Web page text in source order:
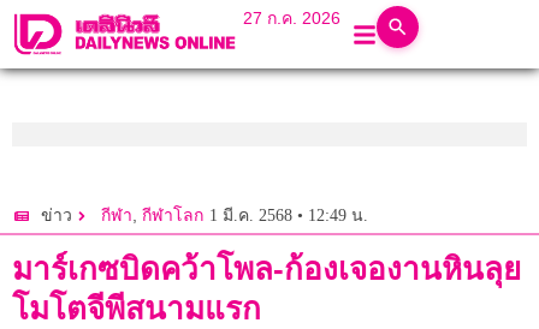
27 ก.ค. 2026
ข่าว กีฬา, กีฬาโลก 1 มี.ค. 2568 • 12:49 น.
มาร์เกซบิดคว้าโพล-ก้องเจองานหินลุย
โมโตจีพีสนามแรก